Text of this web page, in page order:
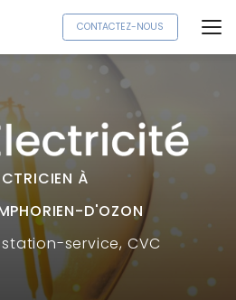
CONTACTEZ-NOUS
À
D'OZON
service, CVC